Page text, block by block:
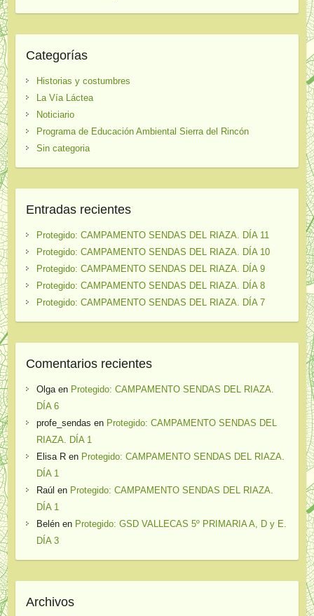
Categorías
Historias y costumbres
La Vía Láctea
Noticiario
Programa de Educación Ambiental Sierra del Rincón
Sin categoria
Entradas recientes
Protegido: CAMPAMENTO SENDAS DEL RIAZA. DÍA 11
Protegido: CAMPAMENTO SENDAS DEL RIAZA. DÍA 10
Protegido: CAMPAMENTO SENDAS DEL RIAZA. DÍA 9
Protegido: CAMPAMENTO SENDAS DEL RIAZA. DÍA 8
Protegido: CAMPAMENTO SENDAS DEL RIAZA. DÍA 7
Comentarios recientes
Olgaen Protegido: CAMPAMENTO SENDAS DEL RIAZA.
DÍA 6
profe_sendas en Protegido: CAMPAMENTO SENDAS DEL
RIAZA. DÍA 1
Elisa Ren Protegido: CAMPAMENTO SENDAS DEL RIAZA.
DÍA 1
Raúl en Protegido: CAMPAMENTO SENDAS DEL RIAZA.
DÍA 1
Belénen Protegido: GSD VALLECAS 5º PRIMARIA A, D y E.
DÍA 3
Archivos